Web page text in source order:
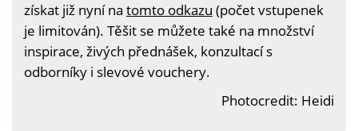
získat již nyní na tomto odkazu (počet vstupenek
je limitován). Těšit se můžete také na množství
inspirace, živých přednášek, konzultací s
odborníky i slevové vouchery.
Photocredit: Heidi